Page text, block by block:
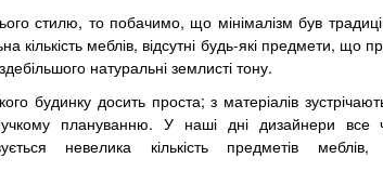
стилю, то побачимо, що мінімалізм був
кількість меблів, відсутні будь-які предмети, що
натуральні землисті тону.
будинку досить проста; з матеріалів
плануванню. У наші дні дизайнери все
невелика кількість предметів